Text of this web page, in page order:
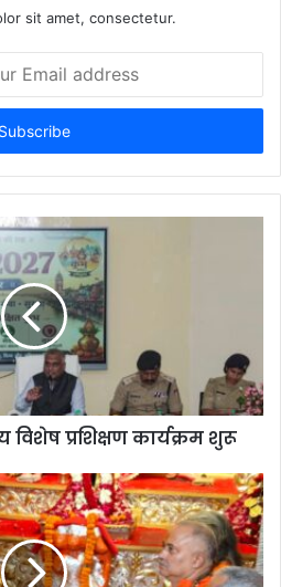
sit amet, consectetur.
प्रशिक्षण कार्यक्रम शुरू